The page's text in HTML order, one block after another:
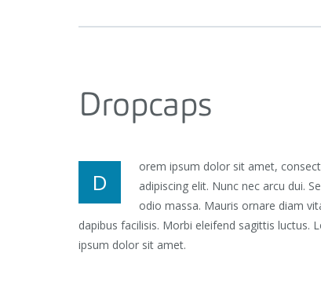
Dropcaps
D
orem ipsum dolor sit amet,
adipiscing elit. Nunc nec arcu dui.
odio massa. Mauris ornare diam
dapibus facilisis. Morbi eleifend sagittis luctus.
ipsum dolor sit amet.